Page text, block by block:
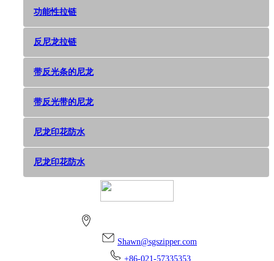
功能性拉链
反尼龙拉链
带反光条的尼龙
带反光带的尼龙
尼龙印花防水
尼龙印花防水
Shawn@sgszipper.com
+86-021-57335353